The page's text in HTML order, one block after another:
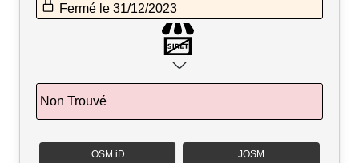
Fermé le 31/12/2023
Non Trouvé
OSM iD JOSM